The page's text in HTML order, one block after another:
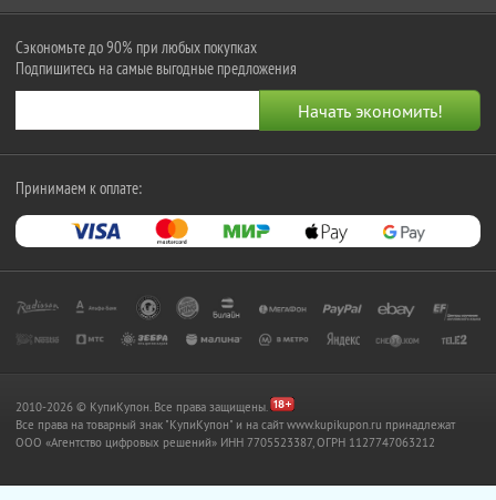
Сэкономьте до 90% при любых покупках
Подпишитесь на самые выгодные предложения
Принимаем к оплате:
2010-2026 © КупиКупон. Все права защищены.
Все права на товарный знак "КупиКупон" и на сайт www.kupikupon.ru принадлежат
OOO «Агентство цифровых решений» ИНН 7705523387, ОГРН 1127747063212